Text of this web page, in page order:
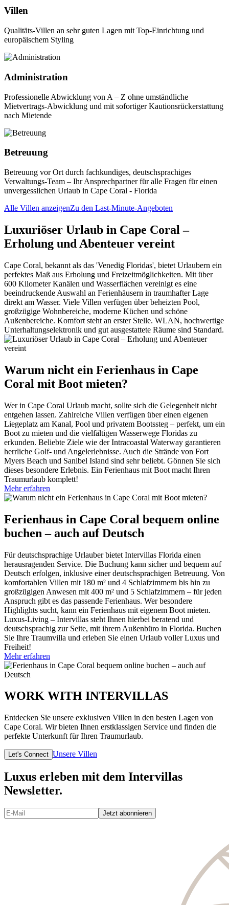
Villen
Qualitäts-Villen an sehr guten Lagen mit Top-Einrichtung und
europäischem Styling
Administration
Professionelle Abwicklung von A – Z ohne umständliche
Mietvertrags-Abwicklung und mit sofortiger Kautionsrückerstattung
nach Mietende
Betreuung
Betreuung vor Ort durch fachkundiges, deutschsprachiges
Verwaltungs-Team – Ihr Ansprechpartner für alle Fragen für einen
unvergesslichen Urlaub in Cape Coral - Florida
Alle Villen anzeigenZu den Last-Minute-Angeboten
Luxuriöser Urlaub in Cape Coral –
Erholung und Abenteuer vereint
Cape Coral, bekannt als das 'Venedig Floridas', bietet Urlaubern ein
perfektes Maß aus Erholung und Freizeitmöglichkeiten. Mit über
600 Kilometer Kanälen und Wasserflächen vereinigt es eine
beeindruckende Auswahl an Ferienhäusern in traumhafter Lage
direkt am Wasser. Viele Villen verfügen über beheizten Pool,
großzügige Wohnbereiche, moderne Küchen und schöne
Außenbereiche. Komfort steht an erster Stelle. WLAN, hochwertige
Unterhaltungselektronik und gut ausgestattete Räume sind Standard.
Warum nicht ein Ferienhaus in Cape
Coral mit Boot mieten?
Wer in Cape Coral Urlaub macht, sollte sich die Gelegenheit nicht
entgehen lassen. Zahlreiche Villen verfügen über einen eigenen
Liegeplatz am Kanal, Pool und privatem Bootssteg – perfekt, um ein
Boot zu mieten und die vielfältigen Wasserwege Floridas zu
erkunden. Beliebte Ziele wie der Intracoastal Waterway garantieren
herrliche Golf- und Angelerlebnisse. Auch die Strände von Fort
Myers Beach und Sanibel Island sind sehr beliebt. Gönnen Sie sich
dieses besondere Erlebnis. Ein Ferienhaus mit Boot macht Ihren
Traumurlaub komplett!
Mehr erfahren
Ferienhaus in Cape Coral bequem online
buchen – auch auf Deutsch
Für deutschsprachige Urlauber bietet Intervillas Florida einen
herausragenden Service. Die Buchung kann sicher und bequem auf
Deutsch erfolgen, inklusive einer deutschsprachigen Betreuung. Von
komfortablen Villen mit 180 m² und 4 Schlafzimmern bis hin zu
großzügigen Anwesen mit 400 m² und 5 Schlafzimmern – für jeden
Anspruch gibt es das passende Ferienhaus. Wer besondere
Highlights sucht, kann ein Ferienhaus mit eigenem Boot mieten.
Luxus-Living – Intervillas steht Ihnen hierbei beratend und
deutschsprachig zur Seite, mit ihrem Außenbüro in Florida. Buchen
Sie Ihre Traumvilla und erleben Sie einen Urlaub voller Luxus und
Freiheit!
Mehr erfahren
WORK WITH INTERVILLAS
Entdecken Sie unsere exklusiven Villen in den besten Lagen von
Cape Coral. Wir bieten Ihnen erstklassigen Service und finden die
perfekte Unterkunft für Ihren Traumurlaub.
Let's Connect Unsere Villen
Luxus erleben mit dem Intervillas
Newsletter.
Jetzt abonnieren